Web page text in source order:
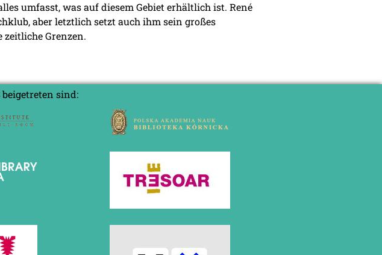
umfasst, was auf diesem Gebiet erhältlich ist. René
aber letztlich setzt auch ihm sein großes
Grenzen.
sind: